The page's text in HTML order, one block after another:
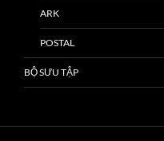
ARK
POSTAL
BỘ SƯU TẬP